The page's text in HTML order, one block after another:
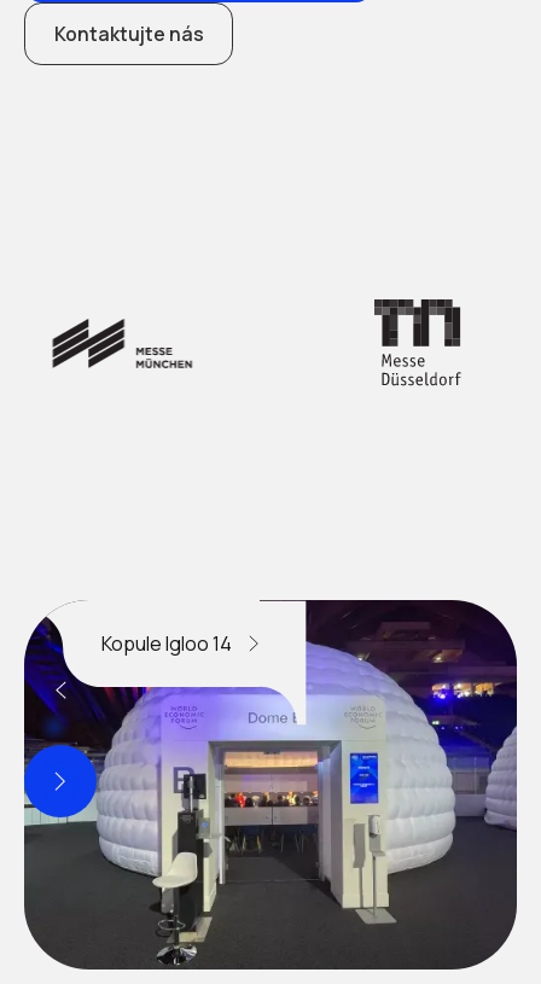
Kontaktujte nás
Kopule Igloo 14